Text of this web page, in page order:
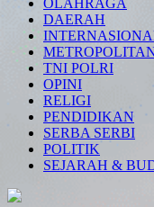
OLAHRAGA
DAERAH
TNI POLRI
OPINI
RELIGI
PENDIDIKAN
SERBA SERBI
POLITIK
SEJARAH &